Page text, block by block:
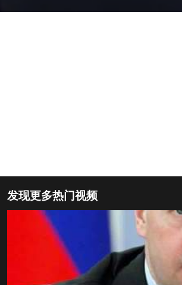
发现更多热门视频